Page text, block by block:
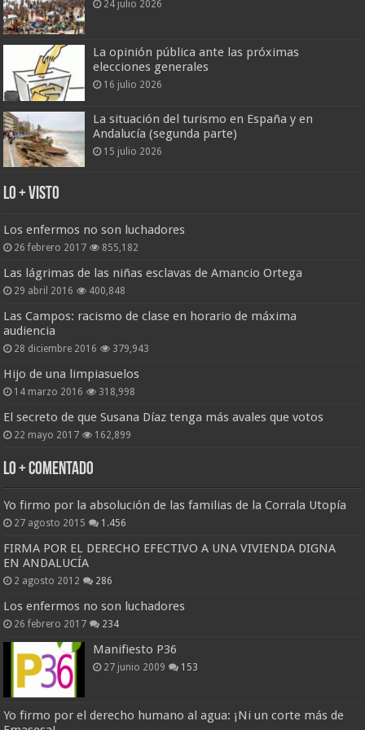
24 julio 2026
La opinión pública ante las próximas
elecciones generales
16 julio 2026
La situación del turismo en España y en
Andalucía (segunda parte)
15 julio 2026
Lo + Visto
Los enfermos no son luchadores
26 febrero 2017 855,182
Las lágrimas de las niñas esclavas de Amancio Ortega
29 abril 2016 400,848
Las Campos: racismo de clase en horario de máxima
audiencia
28 diciembre 2016 379,943
Hijo de una limpiasuelos
14 marzo 2016 318,998
El secreto de que Susana Díaz tenga más avales que votos
22 mayo 2017 162,899
Lo + Comentado
Yo firmo por la absolución de las familias de la Corrala Utopía
27 agosto 2015 1.456
FIRMA POR EL DERECHO EFECTIVO A UNA VIVIENDA DIGNA
EN ANDALUCÍA
2 agosto 2012 286
Los enfermos no son luchadores
26 febrero 2017 234
Manifiesto P36
27 junio 2009 153
Yo firmo por el derecho humano al agua: ¡Ni un corte más de